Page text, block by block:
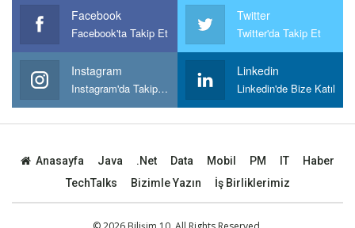
Facebook
Facebook'ta Takip Et
Twitter
Twitter'da Takip Et
Instagram
Instagram'da Takipt Et
Linkedin
Linkedin'de Bize Katıl
Anasayfa Java .Net Data Mobil PM IT
Haber
TechTalks
Bizimle Yazın İş Birliklerimiz